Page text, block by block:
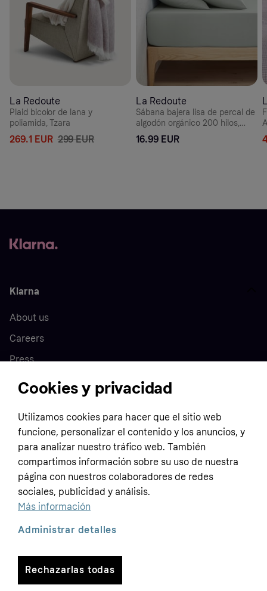
La Redoute
Plaid bicolor de lana y
poliamida, Tzara
269.1 EUR 299 EUR
La Redoute
Sábana bajera lisa de percal de
algodón orgánico 200 hilos,
Scenario
16.99 EUR
Klarna
About us
Careers
Press
Customer service
Terms & conditions
Privacy policy
Tracking technology notice
Business
Sell with Klarna
Contact us
Global
Cookies y privacidad
Utilizamos cookies para hacer que el sitio web
funcione, personalizar el contenido y los anuncios, y
para analizar nuestro tráfico web. También
compartimos información sobre su uso de nuestra
página con nuestros colaboradores de redes
sociales, publicidad y análisis.
Más información
Rechazarlas todas
Administrar detalles